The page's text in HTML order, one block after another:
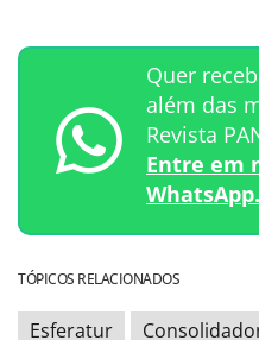
Quer
além das
Revista
Entre em
WhatsApp.
TÓPICOS RELACIONADOS
Esferatur